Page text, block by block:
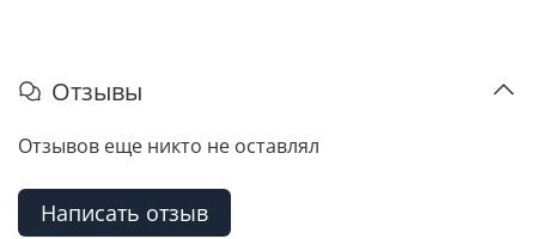
Отзывы
Отзывов еще никто не оставлял
Написать отзыв